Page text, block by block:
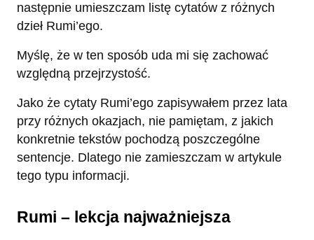
następnie umieszczam listę cytatów z różnych
dzieł Rumi’ego.
Myślę, że w ten sposób uda mi się zachować
względną przejrzystość.
Jako że cytaty Rumi’ego zapisywałem przez lata
przy różnych okazjach, nie pamiętam, z jakich
konkretnie tekstów pochodzą poszczególne
sentencje. Dlatego nie zamieszczam w artykule
tego typu informacji.
Rumi – lekcja najważniejsza